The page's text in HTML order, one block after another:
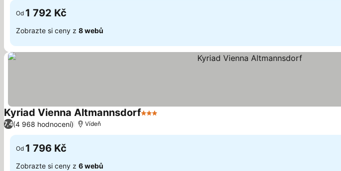
Od 1 792 Kč
Zobrazte si ceny z 8 webů
Kyriad Vienna Altmannsdorf3 Počet hvězdiček
7,4(4 968 hodnocení) Vídeň
Od 1 796 Kč
Zobrazte si ceny z 6 webů